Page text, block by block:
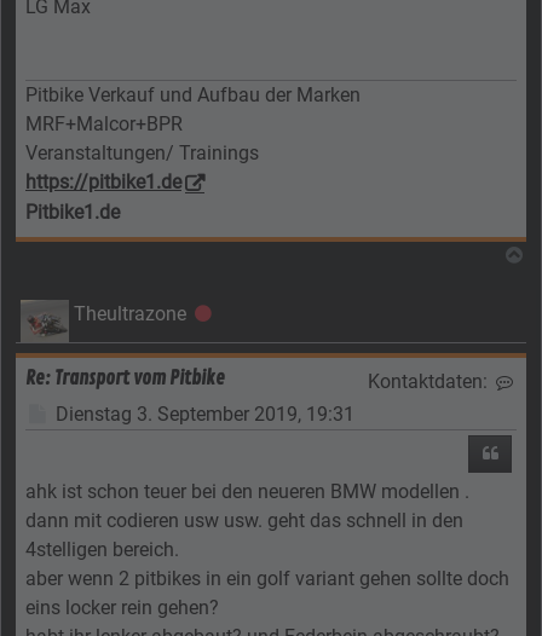
LG Max
Pitbike Verkauf und Aufbau der Marken
MRF+Malcor+BPR
Veranstaltungen/ Trainings
https://pitbike1.de
Pitbike1.de
Theultrazone Offline
Re: Transport vom Pitbike Kontaktdaten:
Beitrag
Dienstag 3. September 2019, 19:31
ahk ist schon teuer bei den neueren BMW modellen .
dann mit codieren usw usw. geht das schnell in den
4stelligen bereich.
aber wenn 2 pitbikes in ein golf variant gehen sollte doch
eins locker rein gehen?